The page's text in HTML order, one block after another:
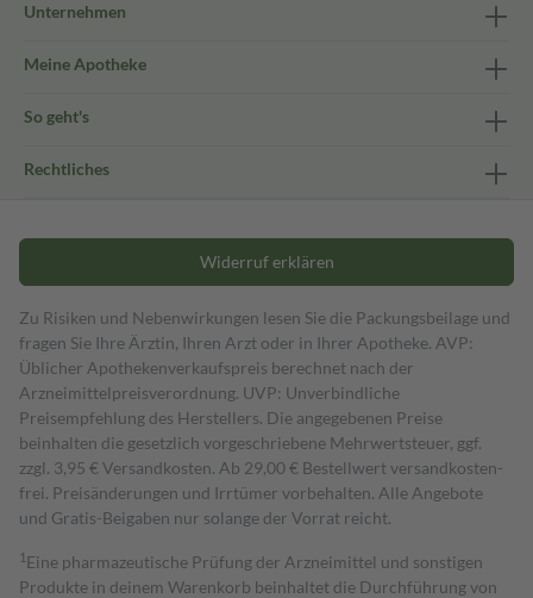
Unternehmen
Meine Apotheke
So geht's
Rechtliches
Widerruf erklären
Zu Risiken und Nebenwirkungen lesen Sie die Packungsbeilage und
fragen Sie Ihre Ärztin, Ihren Arzt oder in Ihrer Apotheke. AVP:
Üblicher Apothekenverkaufspreis berechnet nach der
Arzneimittelpreisverordnung. UVP: Unverbindliche
Preisempfehlung des Herstellers. Die angegebenen Preise
beinhalten die gesetzlich vorgeschriebene Mehrwertsteuer, ggf.
zzgl. 3,95 € Versandkosten. Ab 29,00 € Bestell­wert versand­kosten­
frei. Preisänderungen und Irrtümer vorbehalten. Alle Angebote
und Gratis-Beigaben nur solange der Vorrat reicht.
1 Eine pharmazeutische Prüfung der Arzneimittel und sonstigen
Produkte in deinem Warenkorb beinhaltet die Durchführung von